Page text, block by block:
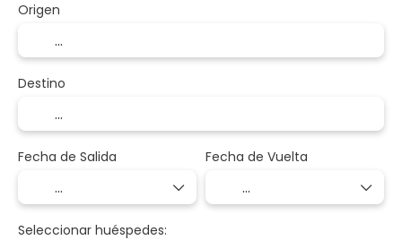
Origen
Destino
Fecha de Salida Fecha de Vuelta
Seleccionar huéspedes: